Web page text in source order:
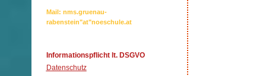
Mail: nms.gruenau-
rabenstein"at"noeschule.at
Informationspflicht lt. DSGVO
Datenschutz